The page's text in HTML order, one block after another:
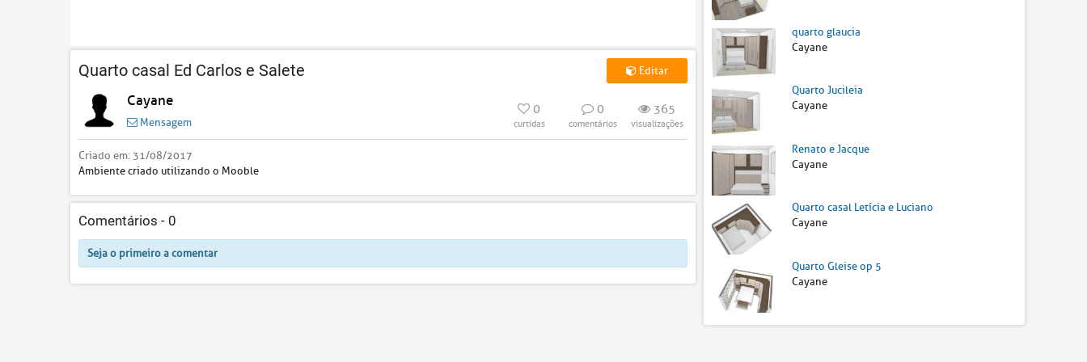
Quarto casal Ed Carlos e Salete Editar
Cayane
Mensagem
0
curtidas
0
comentários
365
visualizações
Criado em: 31/08/2017
Ambiente criado utilizando o Mooble
Comentários - 0
Seja o primeiro a comentar
quarto glaucia
Cayane
Quarto Jucileia
Cayane
Renato e Jacque
Cayane
Quarto casal Letícia e Luciano
Cayane
Quarto Gleise op 5
Cayane